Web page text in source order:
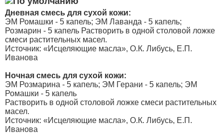
Дневная смесь для сухой кожи:
ЭМ Ромашки - 5 капель; ЭМ Лаванда - 5 капель;
Розмарин - 5 капель Растворить в одной столовой ложке
смеси растительных масел.
Источник: «Исцеляющие масла», О.К. Либусь, Е.П.
Иванова
Ночная смесь для сухой кожи:
ЭМ Розмарина - 5 капель; ЭМ Герани - 5 капель; ЭМ
Ромашки - 5 капель
Растворить в одной столовой ложке смеси растительных
масел.
Источник: «Исцеляющие масла», О.К. Либусь, Е.П.
Иванова